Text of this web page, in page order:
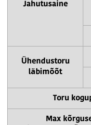
Jahutusaine
Ühendustoru
läbimõõt
Toru
Max